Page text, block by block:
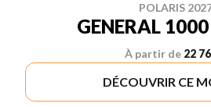
POLARIS
GENERAL
À partir de 22
DÉCOUVRIR CE